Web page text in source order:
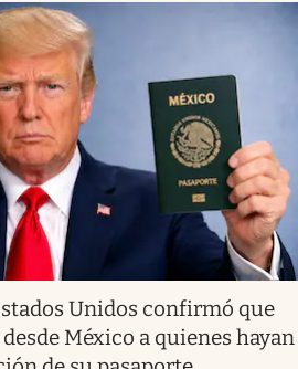
Unidos confirmó que
México a quienes hayan